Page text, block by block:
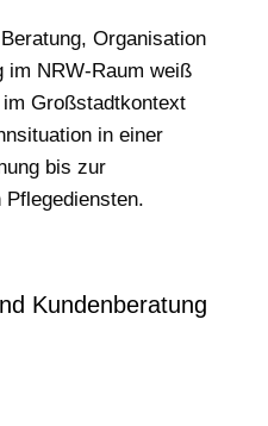
Organisation
im NRW-Raum weiß
Großstadtkontext
in einer
bis zur
Kundenberatung